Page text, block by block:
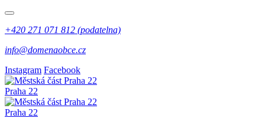
+420 271 071 812 (podatelna)
info@domenaobce.cz
Instagram Facebook
Praha 22
Praha 22